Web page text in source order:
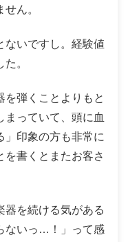
ん。
ないですし。経験値
。
を弾くことよりもと
まっていて、頭に血
」印象の方も非常に
を書くとまたお客さ
を続ける気がある
ないっ…！」って感